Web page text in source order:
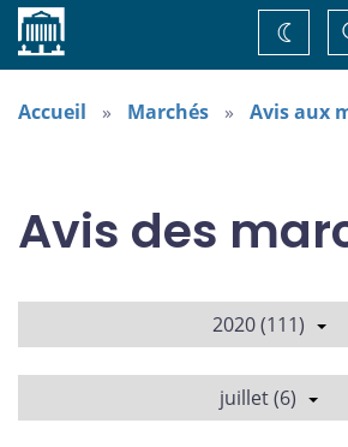
Accueil
de
Accueil Marchés Avis aux
Avis des
2020 (111)
juillet (6)